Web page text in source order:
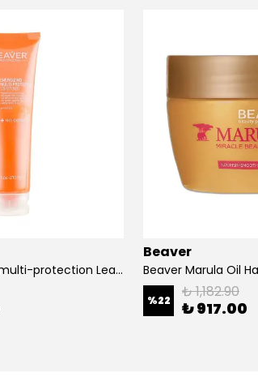
Beaver Energising multi-protection Leave-in Conditioner 210 ml
Beaver
Beaver Marula Oil
%22 ₺ 1,182.90
₺ 917.00